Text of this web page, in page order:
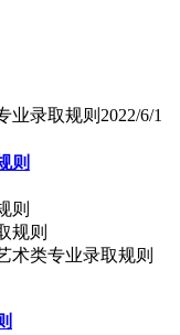
业录取规则 2022/6/1
则
则
术类专业录取规则